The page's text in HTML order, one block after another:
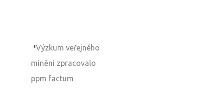
¹Výzkum veřejného
mínění zpracovalo
ppm factum